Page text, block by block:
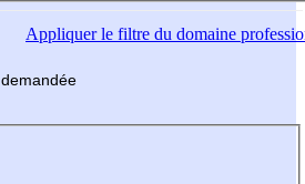
Appliquerle filtre du domaine
demandée